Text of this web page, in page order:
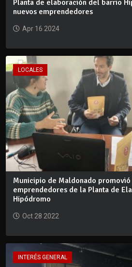
Planta de elaboración del barrio
nuevos emprendedores
Apr 16 2024
LOCALES
Municipio de Maldonado
emprendedores de la Planta de
Hipódromo
Oct 28 2022
INTERÉS GENERAL